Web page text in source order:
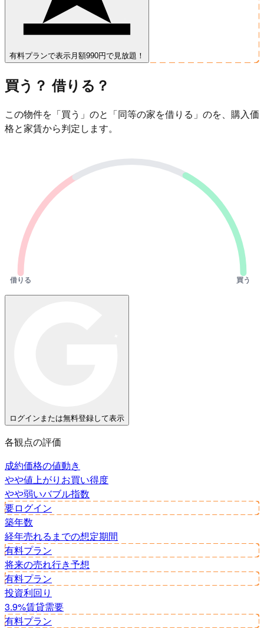
有料プランで表示 月額990円で見放題！
買う？ 借りる？
この物件を「買う」のと「同等の家を借りる」のを、購入価
格と家賃から判定します。
借りる 買う
ログインまたは無料登録して表示
各観点の評価
成約価格の値動き
やや値上がり お買い得度
やや弱いバブル指数
要ログイン
築年数
経年売れるまでの想定期間
有料プラン
将来の売れ行き予想
有料プラン
投資利回り
3.9%賃貸需要
有料プラン